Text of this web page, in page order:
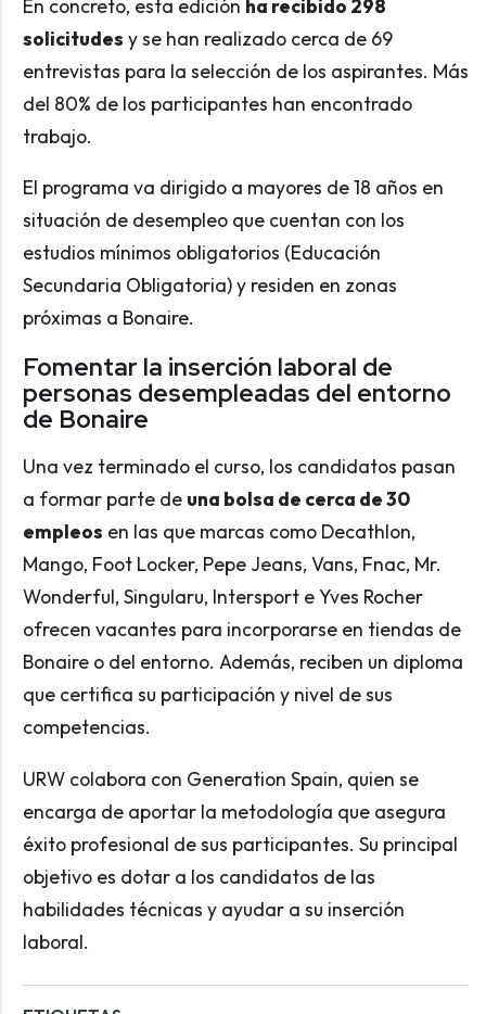
En concreto, esta edición ha recibido 298
solicitudes y se han realizado cerca de 69
entrevistas para la selección de los aspirantes. Más
del 80% de los participantes han encontrado
trabajo.
El programa va dirigido a mayores de 18 años en
situación de desempleo que cuentan con los
estudios mínimos obligatorios (Educación
Secundaria Obligatoria) y residen en zonas
próximas a Bonaire.
Fomentar la inserción laboral de
personas desempleadas del entorno
de Bonaire
Una vez terminado el curso, los candidatos pasan
a formar parte de una bolsa de cerca de 30
empleos en las que marcas como Decathlon,
Mango, Foot Locker, Pepe Jeans, Vans, Fnac, Mr.
Wonderful, Singularu, Intersport e Yves Rocher
ofrecen vacantes para incorporarse en tiendas de
Bonaire o del entorno. Además, reciben un diploma
que certifica su participación y nivel de sus
competencias.
URW colabora con Generation Spain, quien se
encarga de aportar la metodología que asegura
éxito profesional de sus participantes. Su principal
objetivo es dotar a los candidatos de las
habilidades técnicas y ayudar a su inserción
laboral.